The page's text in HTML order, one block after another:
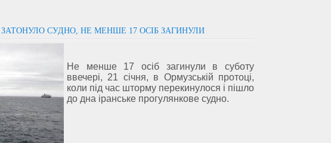
ЗАТОНУЛО СУДНО, НЕ МЕНШЕ 17 ОСІБ ЗАГИНУЛИ
Не менше 17 осіб загинули в cуботу
ввечері, 21 січня, в Ормузській протоці,
коли під час шторму перекинулося і пішло
до дна іранське прогулянкове судно.